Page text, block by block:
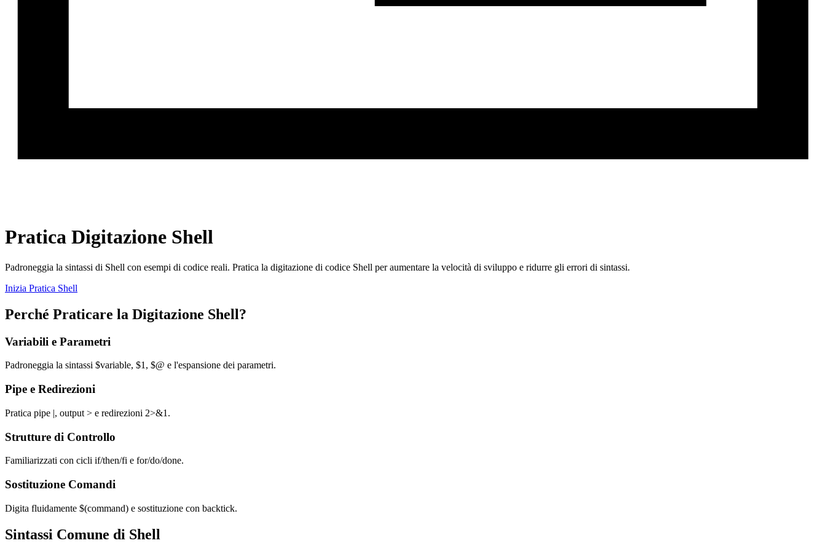
Pratica Digitazione Shell
Padroneggia la sintassi di Shell con esempi di codice reali. Pratica la digitazione di codice Shell per aumentare la velocità di sviluppo e ridurre gli errori di sintassi.
Inizia Pratica Shell
Perché Praticare la Digitazione Shell?
Variabili e Parametri
Padroneggia la sintassi $variable, $1, $@ e l'espansione dei parametri.
Pipe e Redirezioni
Pratica pipe |, output > e redirezioni 2>&1.
Strutture di Controllo
Familiarizzati con cicli if/then/fi e for/do/done.
Sostituzione Comandi
Digita fluidamente $(command) e sostituzione con backtick.
Sintassi Comune di Shell